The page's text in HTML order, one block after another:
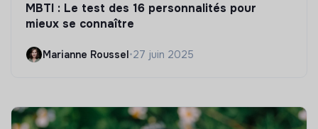
MBTI : Le test des 16 personnalités pour
mieux se connaître
Marianne Roussel•27 juin 2025